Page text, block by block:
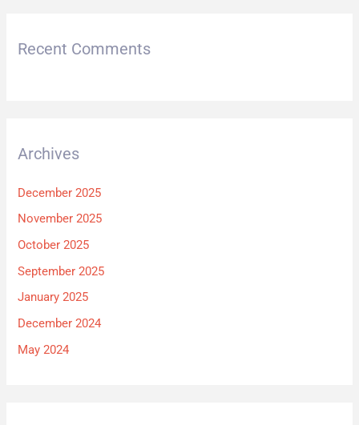
Recent Comments
Archives
December 2025
November 2025
October 2025
September 2025
January 2025
December 2024
May 2024